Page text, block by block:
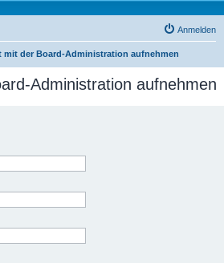
Anmelden
mit der Board-Administration aufnehmen
Administration aufnehmen